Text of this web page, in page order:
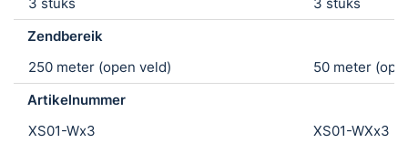
Zendbereik
Artikelnummer
250 meter (open veld)
XS01-Wx3
50 meter
XS01-WXx3